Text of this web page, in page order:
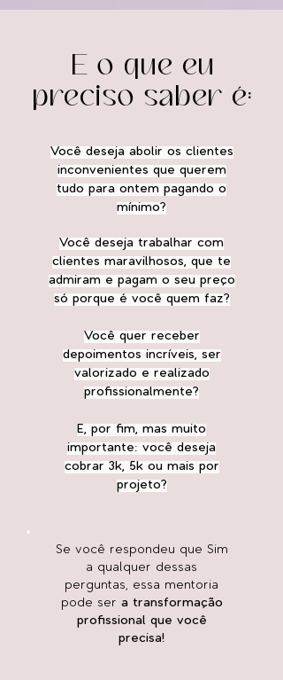
E o que eu
preciso saber é:
Você deseja abolir os clientes
inconvenientes que querem
tudo para ontem pagando o
mínimo?
Você deseja trabalhar com
clientes maravilhosos, que te
admiram e pagam o seu preço
só porque é você quem faz?
Você quer receber
depoimentos incríveis, ser
valorizado e realizado
profissionalmente?
E, por fim, mas muito
importante: você deseja
cobrar 3k, 5k ou mais por
projeto?
Se você respondeu que Sim
a qualquer dessas
perguntas, essa mentoria
pode ser a transformação
profissional que você
precisa!